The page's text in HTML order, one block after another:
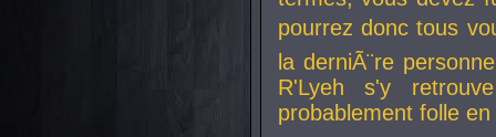
pourrez donc tous
la derniÃ¨re
R'Lyeh s'y
probablement folle